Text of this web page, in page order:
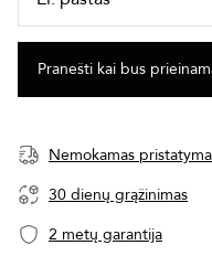
Nemokamas
30 dienų grąžinimas
2 metų garantija